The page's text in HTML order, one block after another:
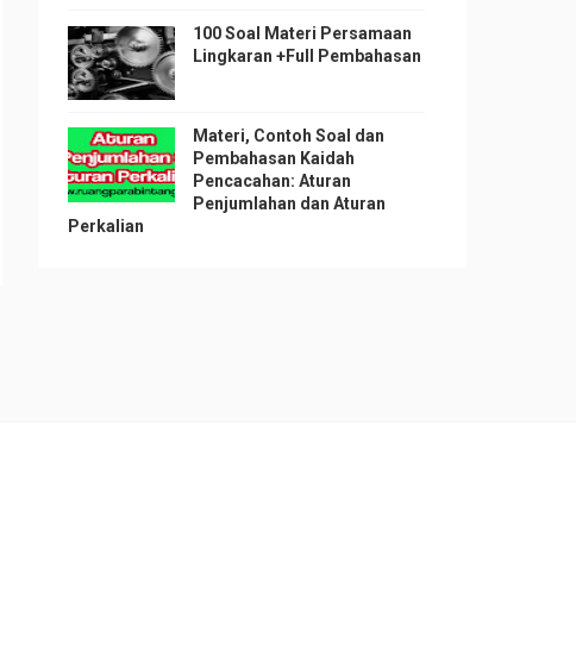
100 Soal Materi Persamaan
Lingkaran +Full Pembahasan
Materi, Contoh Soal dan
Pembahasan Kaidah
Pencacahan: Aturan
Penjumlahan dan Aturan
Perkalian